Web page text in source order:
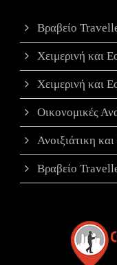
Βραβείο
Χειμερινή και
Χειμερινή και
Οικονομικές
Ανοιξιάτικη
Βραβείο